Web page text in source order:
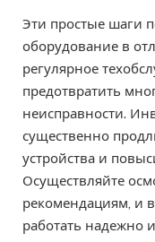
Эти простые шаги
оборудование в
регулярное
предотвратить
неисправности.
существенно
устройства и
Осуществляйте
рекомендациям, и
работать надежно